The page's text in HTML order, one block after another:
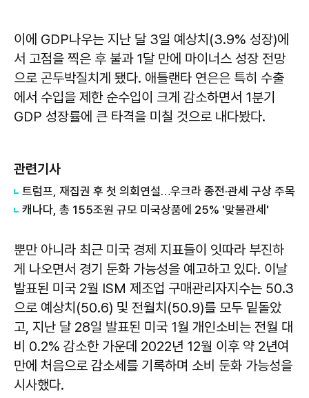
이에 GDP나우는 지난 달 3일 예상치(3.9% 성장)에
서 고점을 찍은 후 불과 1달 만에 마이너스 성장 전망
으로 곤두박질치게 됐다. 애틀랜타 연은은 특히 수출
에서 수입을 제한 순수입이 크게 감소하면서 1분기
GDP 성장률에 큰 타격을 미칠 것으로 내다봤다.
관련기사
트럼프, 재집권 후 첫 의회연설…우크라 종전·관세 구상 주목
캐나다, 총 155조원 규모 미국상품에 25% '맞불관세'
뿐만 아니라 최근 미국 경제 지표들이 잇따라 부진하
게 나오면서 경기 둔화 가능성을 예고하고 있다. 이날
발표된 미국 2월 ISM 제조업 구매관리자지수는 50.3
으로 예상치(50.6) 및 전월치(50.9)를 모두 밑돌았
고, 지난 달 28일 발표된 미국 1월 개인소비는 전월 대
비 0.2% 감소한 가운데 2022년 12월 이후 약 2년여
만에 처음으로 감소세를 기록하며 소비 둔화 가능성을
시사했다.